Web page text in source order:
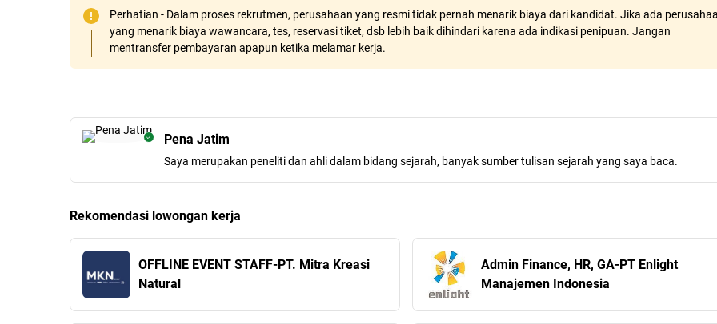
Perhatian - Dalam proses rekrutmen, perusahaan yang resmi tidak pernah menarik biaya dari kandidat. Jika ada
yang menarik biaya wawancara, tes, reservasi tiket, dsb lebih baik dihindari karena ada indikasi penipuan. Jangan
mentransfer pembayaran apapun ketika melamar kerja.
Pena Jatim
Saya merupakan peneliti dan ahli dalam bidang sejarah, banyak sumber tulisan sejarah yang saya baca.
Rekomendasi lowongan kerja
OFFLINE EVENT STAFF-PT. Mitra Kreasi
Natural
Admin Finance, HR, GA-PT Enlight
Manajemen Indonesia